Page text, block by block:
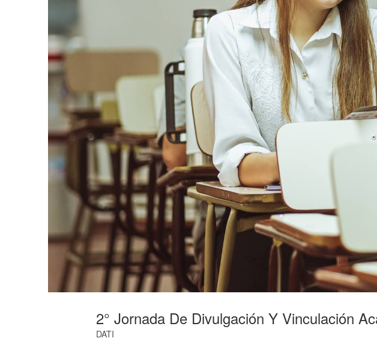
2° Jornada De Divulgación Y Vinculación
DATI